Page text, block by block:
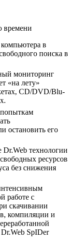
времени
в
поиска в
мониторинг
«на лету»
CD/DVD/Blu-
остановить его
Dr.Web технологии
ресурсов
без снижения
работе с
скачивании
компиляции и
SpIDer